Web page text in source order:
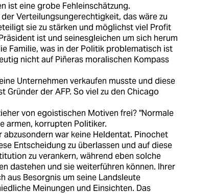
ist eine grobe Fehleinschätzung.
Verteilungsungerechtigkeit, das wäre zu
sie zu stärken und möglichst viel Profit
ist und seinesgleichen um sich herum
Familie, was in der Politik problematisch ist
nicht auf Piñeras moralischen Kompass
Unternehmen verkaufen musste und diese
Gründer der AFP. So viel zu den Chicago
von egoistischen Motiven frei? "Normale
armen, korrupten Politiker.
war keine Heldentat. Pinochet
Entscheidung zu überlassen und auf diese
zu verankern, während eben solche
dastehen und sie weiterführen können. Ihrer
aus Besorgnis um seine Landsleute
Meinungen und Einsichten. Das